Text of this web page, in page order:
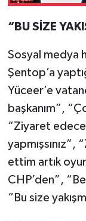
“BU SİZE
Sosyal medya
Şentop’a
Yüceer’e
başkanım”,
“Ziyaret
yapmışsınız”,
ettim artık
CHP’den”,
“Bu size